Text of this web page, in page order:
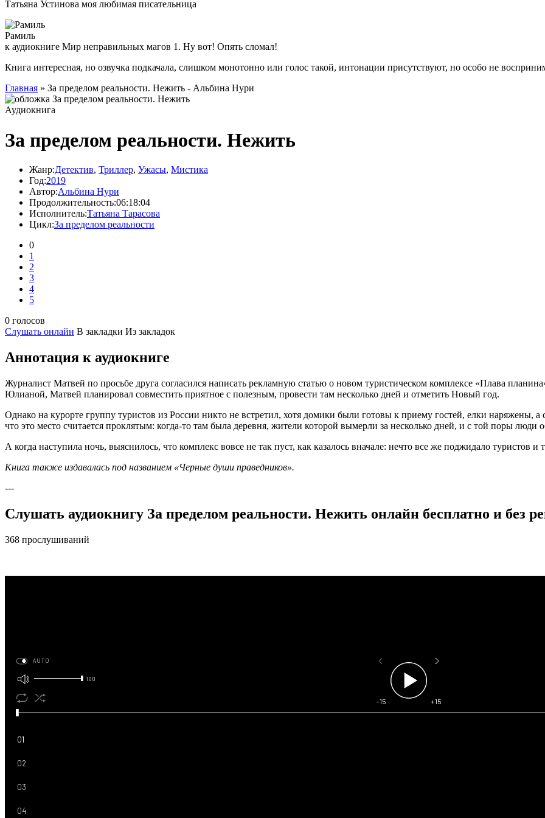
Татьяна Устинова моя любимая писательница
Рамиль
к аудиокниге Мир неправильных магов 1. Ну вот! Опять сломал!
Книга интересная, но озвучка подкачала, слишком монотонно или голос такой, интонации присутствуют, но особо не
Главная » За пределом реальности. Нежить - Альбина Нури
Аудиокнига
За пределом реальности. Нежить
Жанр:Детектив, Триллер, Ужасы, Мистика
Год:2019
Автор:Альбина Нури
Продолжительность:06:18:04
Исполнитель:Татьяна Тарасова
Цикл:За пределом реальности
0
1
2
3
4
5
0 голосов
Слушать онлайн В закладки Из закладок
Аннотация к аудиокниге
Журналист Матвей по просьбе друга согласился написать рекламную статью о новом туристическом комплексе «Плава
Юлианой, Матвей планировал совместить приятное с полезным, провести там несколько дней и отметить Новый год.
Однако на курорте группу туристов из России никто не встретил, хотя домики были готовы к приему гостей, елки наряжены,
что это место считается проклятым: когда-то там была деревня, жители которой вымерли за несколько дней, и с той поры
А когда наступила ночь, выяснилось, что комплекс вовсе не так пуст, как казалось вначале: нечто все же поджидало туристов и
Книга также издавалась под названием «Черные души праведников».
---
Слушать аудиокнигу За пределом реальности. Нежить онлайн бесплатно и без
368 прослушиваний
100
-15 +15
AUTO
01
02
03
04